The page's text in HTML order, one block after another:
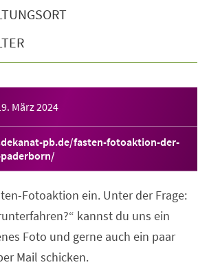
März 2024
pb.de/fasten-fotoaktion-der-
Fotoaktion ein. Unter der Frage:
kannst du uns ein
Foto und gerne auch ein paar
Mail schicken.